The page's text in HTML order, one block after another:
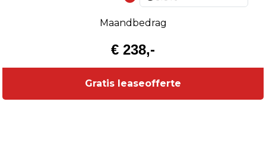
Maandbedrag
€ 238,-
Gratis leaseofferte